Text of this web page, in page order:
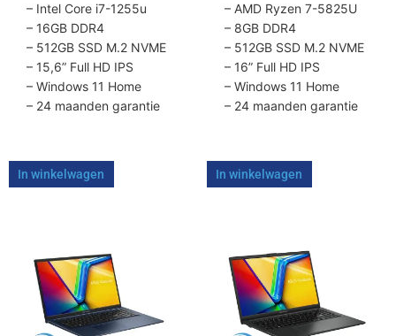
– Intel Core i7-1255u
– 16GB DDR4
– 512GB SSD M.2 NVME
– 15,6” Full HD IPS
– Windows 11 Home
– 24 maanden garantie
In winkelwagen
– AMD Ryzen 7-5825U
– 8GB DDR4
– 512GB SSD M.2 NVME
– 16” Full HD IPS
– Windows 11 Home
– 24 maanden garantie
In winkelwagen
heeft
meerdere
variaties.
heeft
meerdere
variaties.